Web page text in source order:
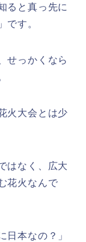
ると真っ先に
です。
せっかくなら
火大会とは少
はなく、広大
花火なんで
日本なの？」